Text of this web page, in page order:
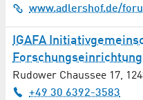
Bau und Ausbau /
Baustoffhandel
www.adlershof.de/
IGAFA
Rudower Chaussee 17,
+49 30 6392-3583